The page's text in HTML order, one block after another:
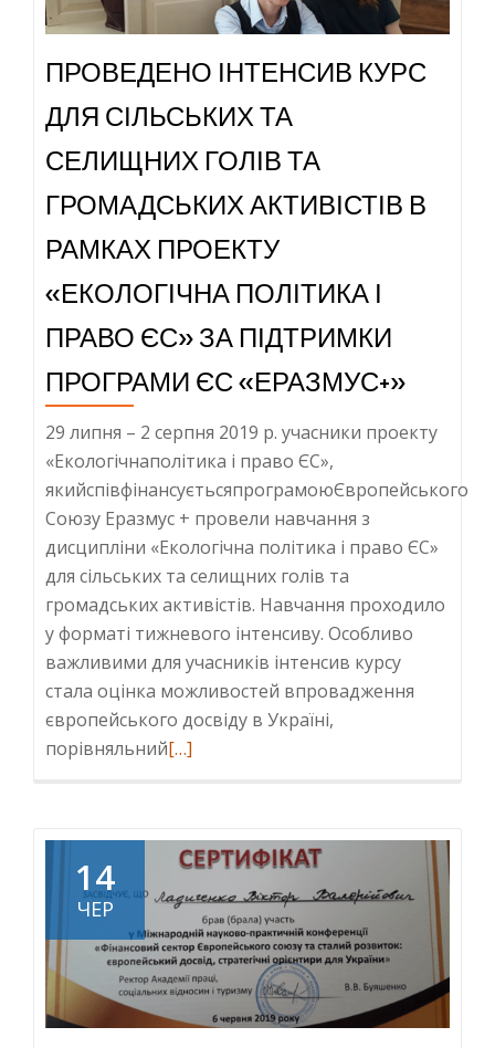
ПРОВЕДЕНО ІНТЕНСИВ КУРС
ДЛЯ СІЛЬСЬКИХ ТА
СЕЛИЩНИХ ГОЛІВ ТА
ГРОМАДСЬКИХ АКТИВІСТІВ В
РАМКАХ ПРОЕКТУ
«ЕКОЛОГІЧНА ПОЛІТИКА І
ПРАВО ЄС» ЗА ПІДТРИМКИ
ПРОГРАМИ ЄС «ЕРАЗМУС+»
29 липня – 2 серпня 2019 р. учасники проекту
«Екологічнаполітика і право ЄС»,
якийспівфінансуєтьсяпрограмоюЄвропейського
Союзу Еразмус + провели навчання з
дисципліни «Екологічна політика і право ЄС»
для сільських та селищних голів та
громадських активістів. Навчання проходило
у форматі тижневого інтенсиву. Особливо
важливими для учасників інтенсив курсу
стала оцінка можливостей впровадження
європейського досвіду в Україні,
порівняльнийRead
інтенсив
курс
сільських
та
голів
[…]
14
ЧЕР